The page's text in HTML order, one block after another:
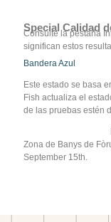
Special Calidad
Consulte la pestaña
significan estos
Bandera Azul
Este estado se basa
Fish actualiza el
de las pruebas estén
Zona de Banys de
September 15th.